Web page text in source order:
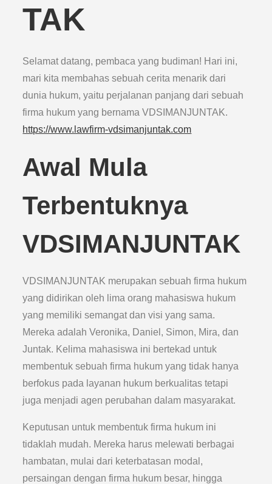
TAK
Selamat datang, pembaca yang budiman! Hari ini,
mari kita membahas sebuah cerita menarik dari
dunia hukum, yaitu perjalanan panjang dari sebuah
firma hukum yang bernama VDSIMANJUNTAK.
https://www.lawfirm-vdsimanjuntak.com
Awal Mula
Terbentuknya
VDSIMANJUNTAK
VDSIMANJUNTAK merupakan sebuah firma hukum
yang didirikan oleh lima orang mahasiswa hukum
yang memiliki semangat dan visi yang sama.
Mereka adalah Veronika, Daniel, Simon, Mira, dan
Juntak. Kelima mahasiswa ini bertekad untuk
membentuk sebuah firma hukum yang tidak hanya
berfokus pada layanan hukum berkualitas tetapi
juga menjadi agen perubahan dalam masyarakat.
Keputusan untuk membentuk firma hukum ini
tidaklah mudah. Mereka harus melewati berbagai
hambatan, mulai dari keterbatasan modal,
persaingan dengan firma hukum besar, hingga